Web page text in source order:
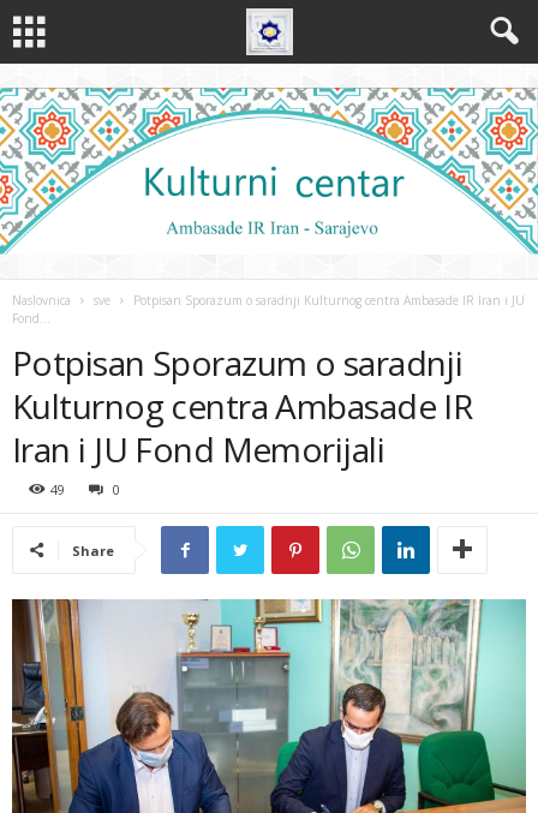
Naslovnica sve
Potpisan Sporazum o saradnji Kulturnog centra Ambasade IR Iran i JU
Fond...
Potpisan Sporazum o saradnji
Kulturnog centra Ambasade IR
Iran i JU Fond Memorijali
49 0
Share